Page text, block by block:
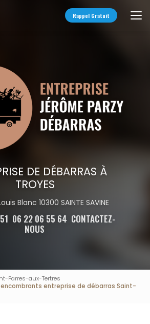
Rappel Gratuit
DE DÉBARRAS À
TROYES
Blanc 10300 SAINTE SAVINE
06 22 06 55 64 CONTACTEZ-
NOUS
Parres-aux-Tertres
entreprise de débarras Saint-